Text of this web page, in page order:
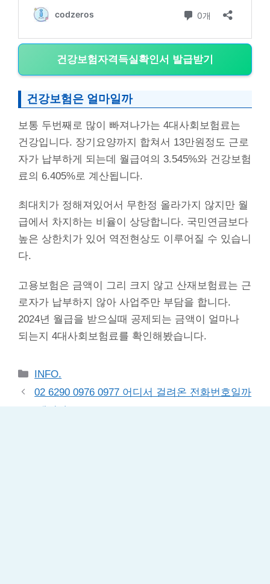
건강보험자격득실확인서 발급받기
건강보험은 얼마일까
보통 두번째로 많이 빠져나가는 4대사회보험료는
건강입니다. 장기요양까지 합쳐서 13만원정도 근로
자가 납부하게 되는데 월급여의 3.545%와 건강보험
료의 6.405%로 계산됩니다.
최대치가 정해져있어서 무한정 올라가지 않지만 월
급에서 차지하는 비율이 상당합니다. 국민연금보다
높은 상한치가 있어 역전현상도 이루어질 수 있습니
다.
고용보험은 금액이 그리 크지 않고 산재보험료는 근
로자가 납부하지 않아 사업주만 부담을 합니다.
2024년 월급을 받으실때 공제되는 금액이 얼마나
되는지 4대사회보험료를 확인해봤습니다.
Categories
INFO.
02 6290 0976 0977 어디서 걸려온 전화번호일까
– 스팸전화